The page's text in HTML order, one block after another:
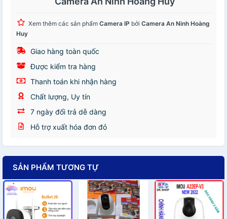
Xem thêm các sản phẩm Camera IP bởi Camera An Ninh Hoàng
Huy
Giao hàng toàn quốc
Được kiểm tra hàng
Thanh toán khi nhận hàng
Chất lượng, Uy tín
7 ngày đổi trả dễ dàng
Hỗ trợ xuất hóa đơn đỏ
SẢN PHẨM TƯƠNG TỰ